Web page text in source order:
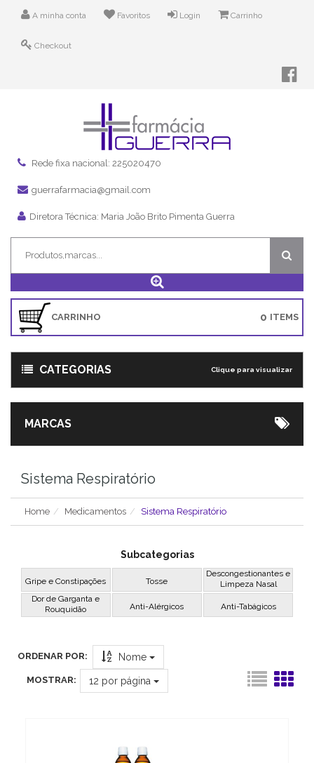
A minha conta Favoritos Login Carrinho
Checkout
Rede fixa nacional: 225020470
guerrafarmacia@gmail.com
Diretora Técnica: Maria João Brito Pimenta Guerra
CARRINHO ITEMS
0
CATEGORIAS Clique para visualizar
MARCAS
Sistema Respiratório
Home Medicamentos Sistema Respiratório
Subcategorias
Gripe e Constipações Tosse
Descongestionantes e
Limpeza Nasal
Dor de Garganta e
Rouquidão
Anti-Alérgicos Anti-Tabágicos
ORDENAR POR: Nome
MOSTRAR: 12 por página